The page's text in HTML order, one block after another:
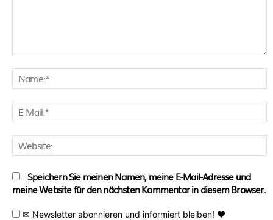
Speichern Sie meinen Namen, meine E-Mail-Adresse und
meine Website für den nächsten Kommentar in diesem Browser.
✉ Newsletter abonnieren und informiert bleiben! ♥